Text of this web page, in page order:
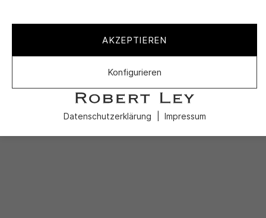
AKZEPTIEREN
Konfigurieren
Datenschutzerklärung Impressum